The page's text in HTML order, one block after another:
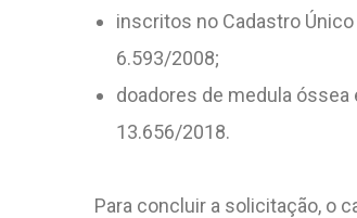
inscritos no Cadastro
6.593/2008;
doadores de medula
13.656/2018.
Para concluir a solicitação, o